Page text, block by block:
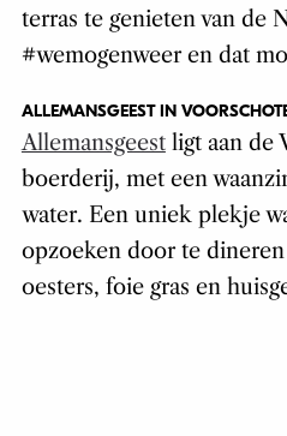
terras te genieten van de
#wemogenweer en dat
ALLEMANSGEEST IN
Allemansgeestligt aan de
boerderij, met een
water. Een uniek plekje
opzoeken door te
oesters, foie gras en